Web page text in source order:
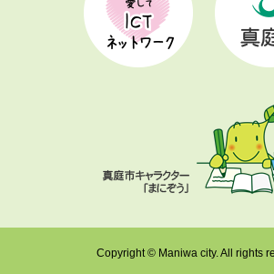
Copyright © Maniwa city. All rights